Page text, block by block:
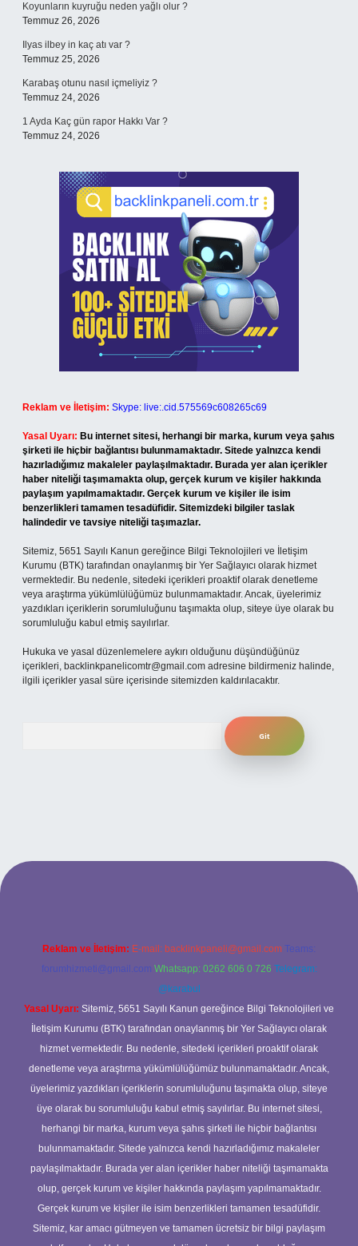
Koyunların kuyruğu neden yağlı olur ?
Temmuz 26, 2026
Ilyas ilbey in kaç atı var ?
Temmuz 25, 2026
Karabaş otunu nasıl içmeliyiz ?
Temmuz 24, 2026
1 Ayda Kaç gün rapor Hakkı Var ?
Temmuz 24, 2026
Reklam ve İletişim: Skype: live:.cid.575569c608265c69
Yasal Uyarı: Bu internet sitesi, herhangi bir marka, kurum veya şahıs
şirketi ile hiçbir bağlantısı bulunmamaktadır. Sitede yalnızca kendi
hazırladığımız makaleler paylaşılmaktadır. Burada yer alan içerikler
haber niteliği taşımamakta olup, gerçek kurum ve kişiler hakkında
paylaşım yapılmamaktadır. Gerçek kurum ve kişiler ile isim
benzerlikleri tamamen tesadüfidir. Sitemizdeki bilgiler taslak
halindedir ve tavsiye niteliği taşımazlar.
Sitemiz, 5651 Sayılı Kanun gereğince Bilgi Teknolojileri ve İletişim
Kurumu (BTK) tarafından onaylanmış bir Yer Sağlayıcı olarak hizmet
vermektedir. Bu nedenle, sitedeki içerikleri proaktif olarak denetleme
veya araştırma yükümlülüğümüz bulunmamaktadır. Ancak, üyelerimiz
yazdıkları içeriklerin sorumluluğunu taşımakta olup, siteye üye olarak bu
sorumluluğu kabul etmiş sayılırlar.
Hukuka ve yasal düzenlemelere aykırı olduğunu düşündüğünüz
içerikleri, backlinkpanelicomtr@gmail.com adresine bildirmeniz halinde,
ilgili içerikler yasal süre içerisinde sitemizden kaldırılacaktır.
bahis
Reklam ve İletişim: E-mail: backlinkpaneli@gmail.com Teams:
forumhizmeti@gmail.com Whatsapp: 0262 606 0 726 Telegram:
@karabul
Yasal Uyarı: Sitemiz, 5651 Sayılı Kanun gereğince Bilgi Teknolojileri ve
İletişim Kurumu (BTK) tarafından onaylanmış bir Yer Sağlayıcı olarak
hizmet vermektedir. Bu nedenle, sitedeki içerikleri proaktif olarak
denetleme veya araştırma yükümlülüğümüz bulunmamaktadır. Ancak,
üyelerimiz yazdıkları içeriklerin sorumluluğunu taşımakta olup, siteye
üye olarak bu sorumluluğu kabul etmiş sayılırlar. Bu internet sitesi,
herhangi bir marka, kurum veya şahıs şirketi ile hiçbir bağlantısı
bulunmamaktadır. Sitede yalnızca kendi hazırladığımız makaleler
paylaşılmaktadır. Burada yer alan içerikler haber niteliği taşımamakta
olup, gerçek kurum ve kişiler hakkında paylaşım yapılmamaktadır.
Gerçek kurum ve kişiler ile isim benzerlikleri tamamen tesadüfidir.
Sitemiz, kar amacı gütmeyen ve tamamen ücretsiz bir bilgi paylaşım